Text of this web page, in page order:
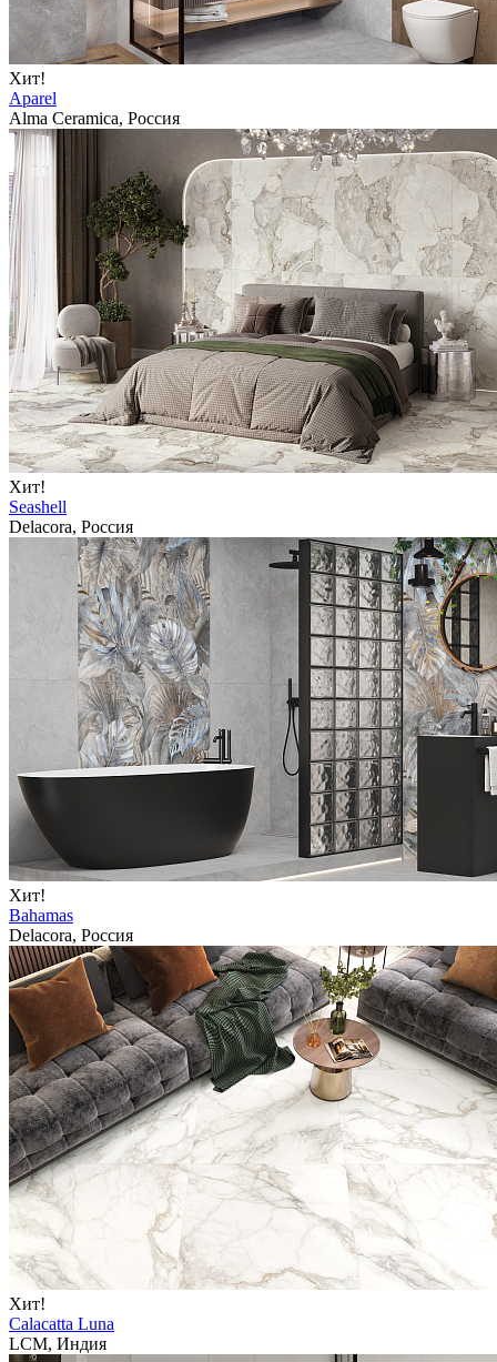
Хит!
Aparel
Alma Ceramica, Россия
Хит!
Seashell
Delacora, Россия
Хит!
Bahamas
Delacora, Россия
Хит!
Calacatta Luna
LCM, Индия